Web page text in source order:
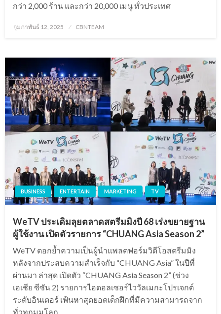
กว่า 2,000 ร้าน และกว่า 20,000 เมนู ทั่วประเทศ
Posted
กุมภาพันธ์ 12, 2025 CBNTEAM
BUSINESS ENTERTAIN MARKETING TV
WeTV ประเดิมลุยตลาดสตรีมมิงปี 68 เร่งขยายฐาน
ผู้ใช้งาน เปิดตัวรายการ “CHUANG Asia Season 2”
WeTV ตอกย้ำความเป็นผู้นำแพลตฟอร์มวิดีโอสตรีมมิง
หลังจากประสบความสำเร็จกับ “CHUANG Asia” ในปีที่
ผ่านมา ล่าสุด เปิดตัว “CHUANG Asia Season 2” (ช่วง
เอเชีย ซีซัน 2) รายการไอดอลเซอร์ไววัลเมกะโปรเจกต์
ระดับอินเตอร์ เฟ้นหาสุดยอดเด็กฝึกที่มีความสามารถจาก
ทั่วทุกมุมโลก